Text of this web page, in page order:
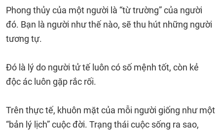
Phong thủy của một người là “từ trường” của người
đó. Bạn là người như thế nào, sẽ thu hút những người
tương tự.
Đó là lý do người tử tế luôn có số mệnh tốt, còn kẻ
độc ác luôn gặp rắc rối.
Trên thực tế, khuôn mặt của mỗi người giống như một
“bản lý lịch” cuộc đời. Trạng thái cuộc sống ra sao,